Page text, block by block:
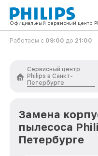
Официальный сервисный центр
Работаем с 09:00 до 21:00
Сервисный центр
Philips в Санкт-
Петербурге
Замена
пылесоса
Петербурге